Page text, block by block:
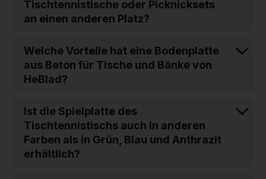
Tischtennistische oder Picknicksets
an einen anderen Platz?
Welche Vorteile hat eine Bodenplatte
aus Beton für Tische und Bänke von
HeBlad?
Ist die Spielplatte des
Tischtennistischs auch in anderen
Farben als in Grün, Blau und Anthrazit
erhältlich?